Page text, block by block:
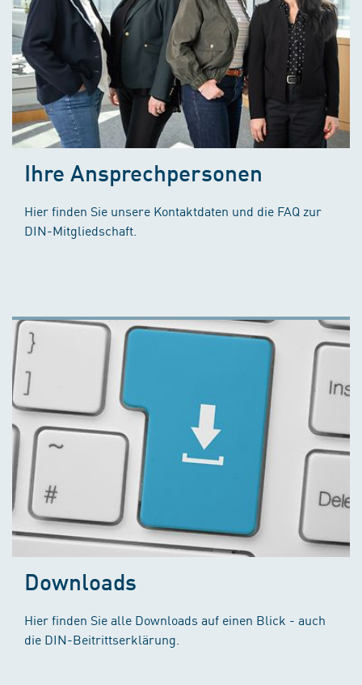
Ihre Ansprechpersonen
Hier finden Sie unsere Kontaktdaten und die FAQ zur
DIN-Mitgliedschaft.
Downloads
Hier finden Sie alle Downloads auf einen Blick - auch
die DIN-Beitrittserklärung.